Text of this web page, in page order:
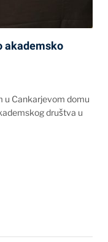
akademsko
u Cankarjevom domu
društva u